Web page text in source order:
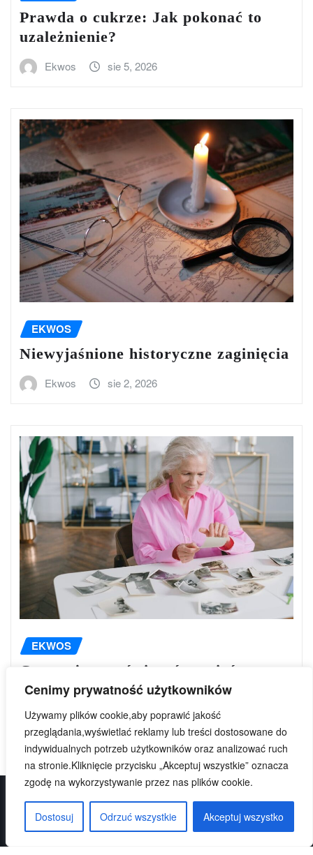
Cenimy prywatność użytkowników
Używamy plików cookie,aby poprawić jakość
przeglądania,wyświetlać reklamy lub treści dostosowane do
indywidualnych potrzeb użytkowników oraz analizować ruch
na stronie.Kliknięcie przycisku „Akceptuj wszystkie” oznacza
zgodę na wykorzystywanie przez nas plików cookie.
Dostosuj Odrzuć wszystkie Akceptuj wszystko
Prawda o cukrze: Jak pokonać to
uzależnienie?
Ekwos sie 5, 2026
EKWOS
Niewyjaśnione historyczne zaginięcia
Ekwos sie 2, 2026
EKWOS
Czy można wyćwiczyć pamięć
fotograficzną?
Ekwos sie 1, 2026